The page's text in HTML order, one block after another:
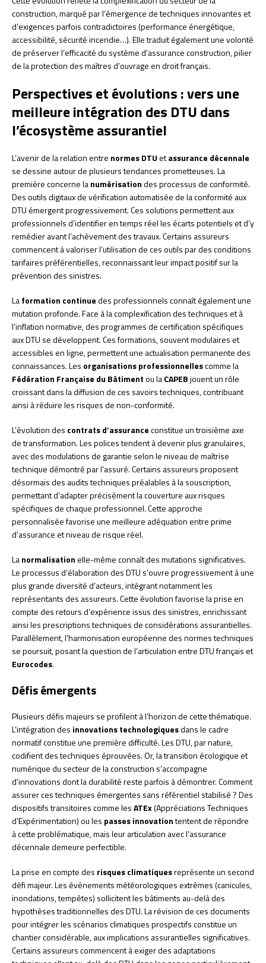
construction, marqué par l’émergence de techniques innovantes et
d’exigences parfois contradictoires (performance énergétique,
accessibilité, sécurité incendie…). Elle traduit également une volonté
de préserver l’efficacité du système d’assurance construction, pilier
de la protection des maîtres d’ouvrage en droit français.
Perspectives et évolutions : vers une
meilleure intégration des DTU dans
l’écosystème assurantiel
L’avenir de la relation entre normes DTUetassurance décennale
se dessine autour de plusieurs tendances prometteuses. La
première concerne lanumérisationdes processus de conformité.
Des outils digitaux de vérification automatisée de la conformité aux
DTU émergent progressivement. Ces solutions permettent aux
professionnels d’identifier en temps réel les écarts potentiels et d’y
remédier avant l’achèvement des travaux. Certains assureurs
commencent à valoriser l’utilisation de ces outils par des conditions
tarifaires préférentielles, reconnaissant leur impact positif sur la
prévention des sinistres.
Laformation continuedes professionnels connaît également une
mutation profonde. Face à la complexification des techniques et à
l’inflation normative, des programmes de certification spécifiques
aux DTU se développent. Ces formations, souvent modulaires et
accessibles en ligne, permettent une actualisation permanente des
connaissances. Les organisations professionnellescomme la
Fédération Française du Bâtimentou laCAPEBjouent un rôle
croissant dans la diffusion de ces savoirs techniques, contribuant
ainsi à réduire les risques de non-conformité.
L’évolution des contrats d’assuranceconstitue un troisième axe
de transformation. Les polices tendent à devenir plus granulaires,
avec des modulations de garantie selon le niveau de maîtrise
technique démontré par l’assuré. Certains assureurs proposent
désormais des audits techniques préalables à la souscription,
permettant d’adapter précisément la couverture aux risques
spécifiques de chaque professionnel. Cette approche
personnalisée favorise une meilleure adéquation entre prime
d’assurance et niveau de risque réel.
Lanormalisationelle-même connaît des mutations significatives.
Le processus d’élaboration des DTU s’ouvre progressivement à une
plus grande diversité d’acteurs, intégrant notamment les
représentants des assureurs. Cette évolution favorise la prise en
compte des retours d’expérience issus des sinistres, enrichissant
ainsi les prescriptions techniques de considérations assurantielles.
Parallèlement, l’harmonisation européenne des normes techniques
se poursuit, posant la question de l’articulation entre DTU français et
Eurocodes.
Défis émergents
Plusieurs défis majeurs se profilent à l’horizon de cette thématique.
L’intégration des innovations technologiquesdans le cadre
normatif constitue une première difficulté. Les DTU, par nature,
codifient des techniques éprouvées. Or, la transition écologique et
numérique du secteur de la construction s’accompagne
d’innovations dont la durabilité reste parfois à démontrer. Comment
assurer ces techniques émergentes sans référentiel stabilisé ? Des
dispositifs transitoires comme lesATEx(Appréciations Techniques
d’Expérimentation) ou les passes innovationtentent de répondre
à cette problématique, mais leur articulation avec l’assurance
décennale demeure perfectible.
La prise en compte des risques climatiquesreprésente un second
défi majeur. Les événements météorologiques extrêmes (canicules,
inondations, tempêtes) sollicitent les bâtiments au-delà des
hypothèses traditionnelles des DTU. La révision de ces documents
pour intégrer les scénarios climatiques prospectifs constitue un
chantier considérable, aux implications assurantielles significatives.
Certains assureurs commencent à exiger des adaptations